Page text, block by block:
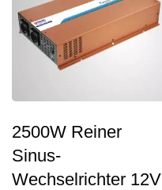
2500W Reiner
Sinus-
Wechselrichter 12V